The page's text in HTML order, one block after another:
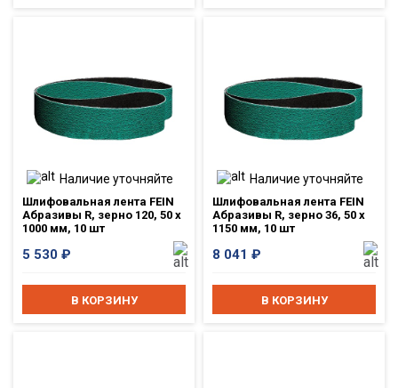
Наличие уточняйте
Шлифовальная лента FEIN
Абразивы R, зерно 120, 50 x
1000 мм, 10 шт
5 530 ₽
В КОРЗИНУ
Наличие уточняйте
Шлифовальная лента FEIN
Абразивы R, зерно 36, 50 x
1150 мм, 10 шт
8 041 ₽
В КОРЗИНУ